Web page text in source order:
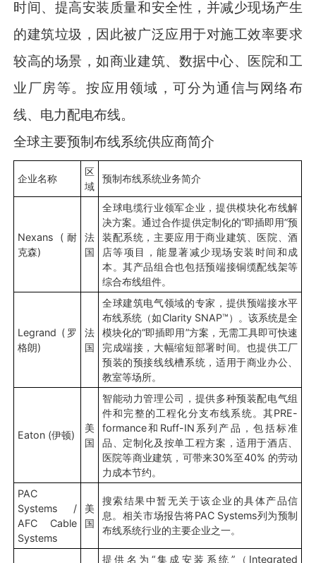
时间、提高安装质量和安全性，并减少现场产生
的建筑垃圾，因此被广泛应用于对施工效率要求
较高的场景，如商业建筑、数据中心、医院和工
业厂房等。按应用领域，可分为通信与网络布
线、电力配电布线。
全球主要预制布线系统供应商简介
企业名称
区
域
预制布线系统业务简介
Nexans (耐
克森)
法
国
全球电缆行业领军企业，提供模块化布线解
决方案。通过合作提供定制化的“即插即用”预
装配系统，主要应用于商业建筑、医院、酒
店等项目，能显著减少现场安装时间和成
本。其产品组合也包括预端接铜缆配线架等
综合布线组件。
Legrand (罗
格朗)
法
国
全球建筑电气领域的专家，提供预端接水平
布线系统（如Clarity SNAP™）。该系统是全
模块化的“即插即用”方案，无需工具即可快速
完成端接，大幅缩短部署时间。也提供工厂
预装的预接线线槽系统，适用于商业办公、
教室等场所。
Eaton (伊顿)
美
国
智能动力管理公司，提供多种预装配电气组
件和完整的工程化分支布线系统。其PRE-
formance和Ruff-IN系列产品，包括标准
品、定制化及按单工程方案，适用于酒店、
医院等商业建筑，可带来30%至40% 的劳动
力成本节约。
PAC
Systems /
AFC Cable
Systems
美
国
搜索结果中暂无关于该企业的具体产品信
息。相关市场报告将PAC Systems列为预制
布线系统行业的主要企业之一。
提供名为“集成安装系统”（Integrated